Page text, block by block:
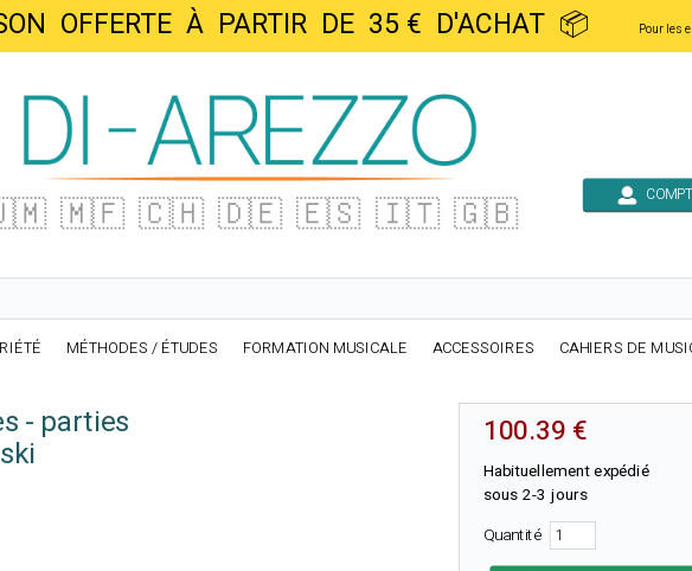
OFFERTE À PARTIR DE 35 € D'ACHAT 📦 Pour les
🇲🇫 🇨🇭 🇩🇪 🇪🇸 🇮🇹 🇬🇧
MÉTHODES / ÉTUDES FORMATION MUSICALE ACCESSOIRES CAHIERS DE
- parties 100.39 €
Habituellement expédié
sous 2-3 jours
Quantité